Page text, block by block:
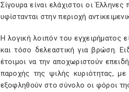
Σίγουρα είναι ελάχιστοι οι
υφίστανται στην περιοχή
Η λογική λοιπόν του εγχειρήματος
και τόσο δελεαστική για βρώση.
έτοιμοι να την αποχωριστούν
παροχής της ψιλής κυριότητας,
εξοφληθούν στο σύνολο οι φόροι